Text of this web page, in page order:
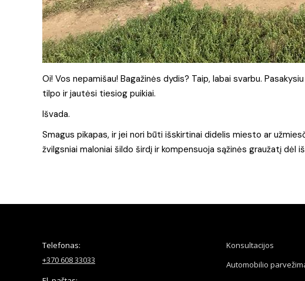
Oi! Vos nepamišau! Bagažinės dydis? Taip, labai svarbu.
tilpo ir jautėsi tiesiog puikiai.
Išvada.
Smagus pikapas, ir jei nori būti išskirtinai didelis miesto ar
žvilgsniai maloniai šildo širdį ir kompensuoja sąžinės graužatį dėl
Telefonas:
+370 608 33033
Konsultacijos
Automobilio